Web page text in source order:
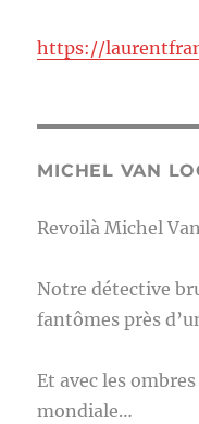
https://
MICHEL VAN
Revoilà Michel
Notre détective
fantômes près
Et avec les
mondiale…